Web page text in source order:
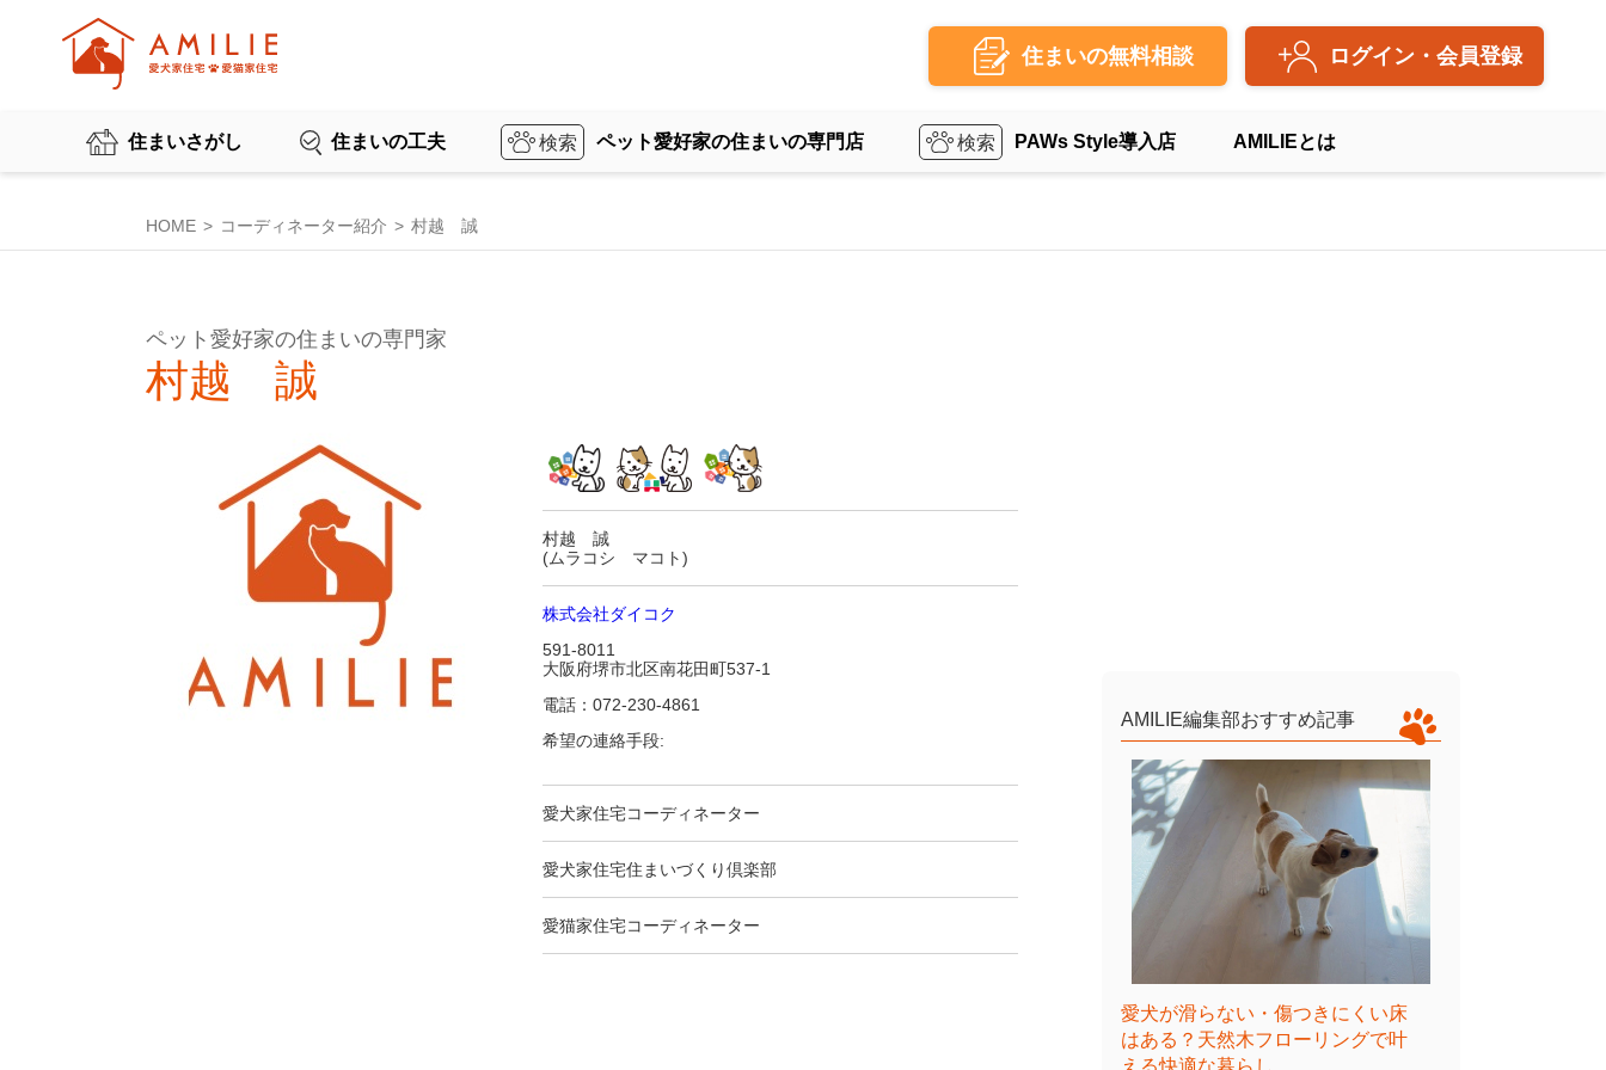
住まいの無料相談 ログイン・会員登録
住まいさがし 住まいの工夫 ペット愛好家の住まいの専門店 PAWs Style導入店 AMILIEとは
HOME コーディネーター紹介 村越 誠
ペット愛好家の住まいの専門家
村越 誠
村越 誠
(ムラコシ マコト)
株式会社ダイコク
591-8011
大阪府堺市北区南花田町537-1
電話：072-230-4861
希望の連絡手段:
愛犬家住宅コーディネーター
愛犬家住宅住まいづくり倶楽部
愛猫家住宅コーディネーター
AMILIE編集部おすすめ記事
愛犬が滑らない・傷つきにくい床
はある？天然木フローリングで叶
える快適な暮らし